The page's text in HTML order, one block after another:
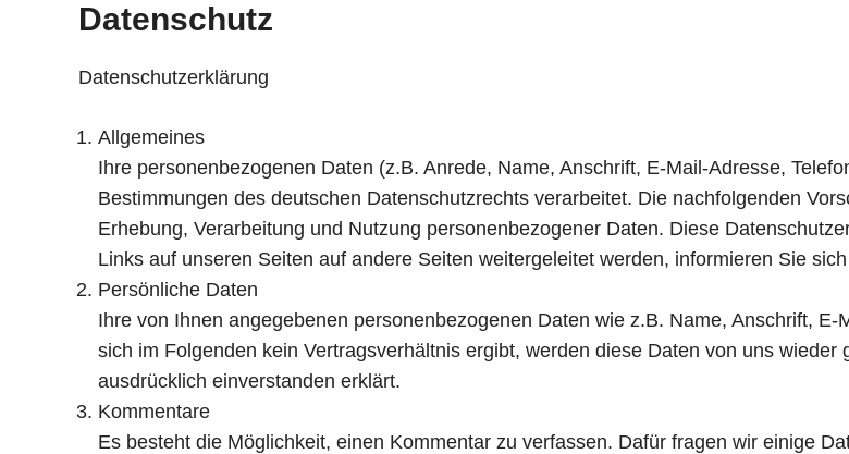
Datenschutz
Datenschutzerklärung
Allgemeines
Ihre personenbezogenen Daten (z.B. Anrede, Name, Anschrift, E-Mail-Adresse,
Bestimmungen des deutschen Datenschutzrechts verarbeitet. Die nachfolgenden
Erhebung, Verarbeitung und Nutzung personenbezogener Daten. Diese
Links auf unseren Seiten auf andere Seiten weitergeleitet werden, informieren Sie
Persönliche Daten
Ihre von Ihnen angegebenen personenbezogenen Daten wie z.B. Name, Anschrift,
sich im Folgenden kein Vertragsverhältnis ergibt, werden diese Daten von uns
ausdrücklich einverstanden erklärt.
Kommentare
Es besteht die Möglichkeit, einen Kommentar zu verfassen. Dafür fragen wir einige